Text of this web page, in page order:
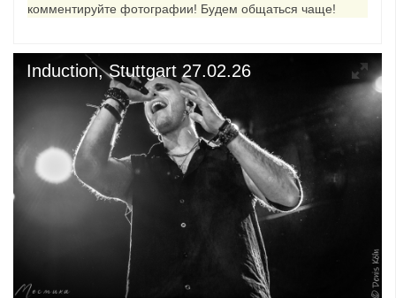
комментируйте фотографии! Будем общаться чаще!
Induction, Stuttgart 27.02.26